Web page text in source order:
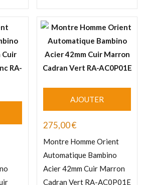
AJOUTER
275,00€
Montre Homme Orient
Automatique Bambino
Acier 42mm Cuir Marron
Cadran Vert RA-AC0P01E